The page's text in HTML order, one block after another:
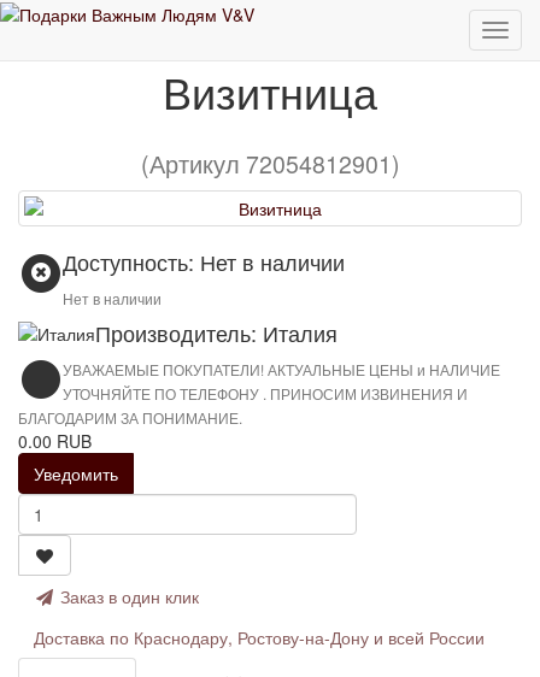
Визитница
Визитница
(Артикул 72054812901)
Доступность: Нет в наличии
Нет в наличии
Производитель: Италия
УВАЖАЕМЫЕ ПОКУПАТЕЛИ! АКТУАЛЬНЫЕ ЦЕНЫ и НАЛИЧИЕ
УТОЧНЯЙТЕ ПО ТЕЛЕФОНУ . ПРИНОСИМ ИЗВИНЕНИЯ И
БЛАГОДАРИМ ЗА ПОНИМАНИЕ.
0.00 RUB
Уведомить
Заказ в один клик
Доставка по Краснодару, Ростову-на-Дону и всей России